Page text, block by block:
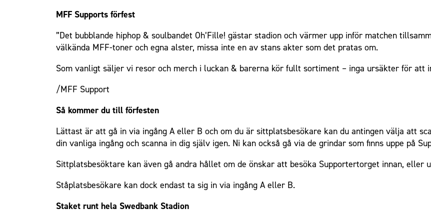
MFF Supports förfest
”Det bubblande hiphop & soulbandet Oh’Fille! gästar stadion och värmer upp inför matchen
välkända MFF-toner och egna alster, missa inte en av stans akter som det pratas om.
Som vanligt säljer vi resor och merch i luckan & barerna kör fullt sortiment – inga ursäkter för att
/MFF Support
Så kommer du till förfesten
Lättast är att gå in via ingång A eller B och om du är sittplatsbesökare kan du antingen välja att
din vanliga ingång och scanna in dig själv igen. Ni kan också gå via de grindar som finns uppe på
Sittplatsbesöktare kan även gå andra hållet om de önskar att besöka Supportertorget innan, eller
Ståplatsbesökare kan dock endast ta sig in via ingång A eller B.
Staket runt hela Swedbank Stadion